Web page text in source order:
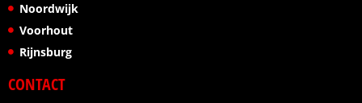
Noordwijk
Voorhout
Rijnsburg
CONTACT